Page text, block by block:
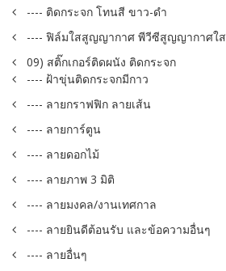
---- ติดกระจก โทนสี ขาว-ดำ
---- ฟิล์มใสสูญญากาศ พีวีซีสูญญากาศใส
09) สติ๊กเกอร์ติดผนัง ติดกระจก
---- ฝ้าขุ่นติดกระจกมีกาว
---- ลายกราฟฟิก ลายเส้น
---- ลายการ์ตูน
---- ลายดอกไม้
---- ลายภาพ 3 มิติ
---- ลายมงคล/งานเทศกาล
---- ลายยินดีต้อนรับ และข้อความอื่นๆ
---- ลายอื่นๆ